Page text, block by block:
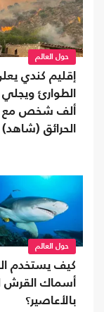
حول العالم
إقليم كندي
ألف شخص مع
الحرائق (شاهد)
حول العالم
كيف يستخدم
أسماك القرش
بالأعاصير؟